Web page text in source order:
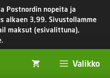
Postnordin nopeita ja
alkaen 3,99. Sivustollamme
maksut (esivalittuna),
Valikko